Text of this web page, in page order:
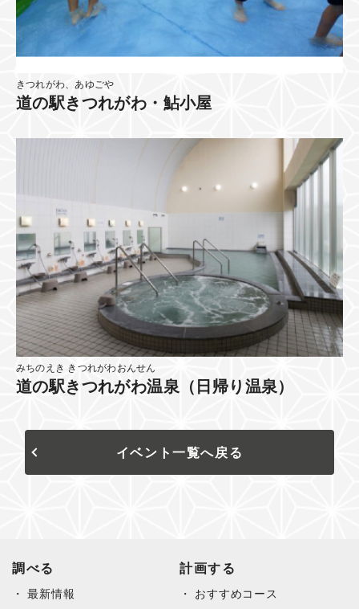
きつれがわ、あゆごや
道の駅きつれがわ・鮎小屋
みちのえき きつれがわおんせん
道の駅きつれがわ温泉（日帰り温泉）
イベント一覧へ戻る
調べる
最新情報
計画する
おすすめコース